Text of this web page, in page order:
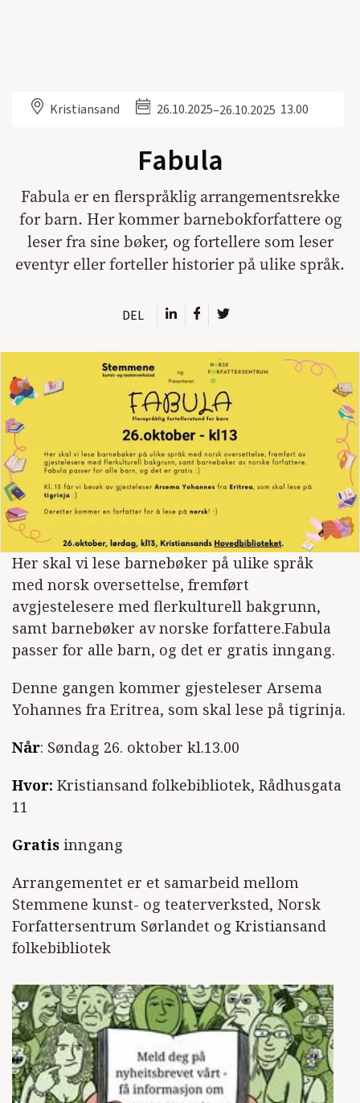
Kristiansand 26.10.2025–26.10.2025 13.00
Fabula
Fabula er en flerspråklig arrangementsrekke
for barn. Her kommer barnebokforfattere og
leser fra sine bøker, og fortellere som leser
eventyr eller forteller historier på ulike språk.
DEL
Her skal vi lese barnebøker på ulike språk
med norsk oversettelse, fremført
avgjestelesere med flerkulturell bakgrunn,
samt barnebøker av norske forfattere.Fabula
passer for alle barn, og det er gratis inngang.
Denne gangen kommer gjesteleser Arsema
Yohannes fra Eritrea, som skal lese på tigrinja.
Når: Søndag 26. oktober kl.13.00
Hvor: Kristiansand folkebibliotek, Rådhusgata
11
Gratis inngang
Arrangementet er et samarbeid mellom
Stemmene kunst- og teaterverksted, Norsk
Forfattersentrum Sørlandet og Kristiansand
folkebibliotek